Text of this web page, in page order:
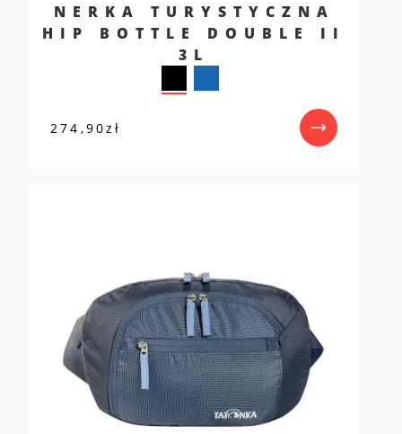
NERKA TURYSTYCZNA
HIP BOTTLE DOUBLE II
3L
274,90zł